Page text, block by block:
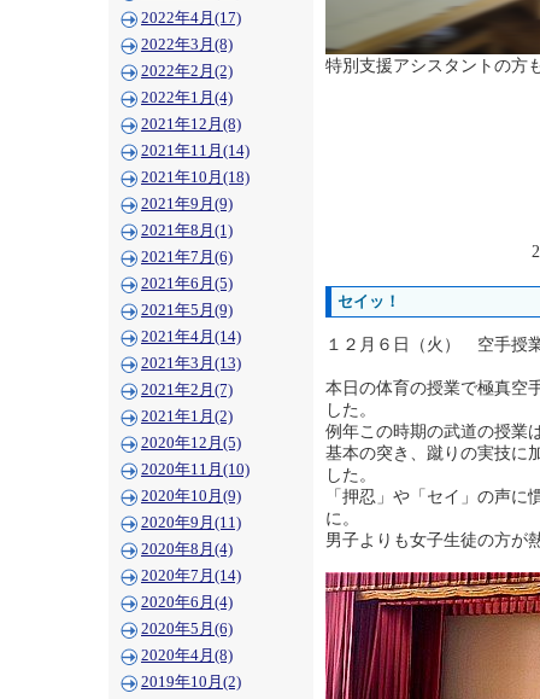
2022年4月(17)
2022年3月(8)
2022年2月(2)
2022年1月(4)
2021年12月(8)
2021年11月(14)
2021年10月(18)
2021年9月(9)
2021年8月(1)
2021年7月(6)
2021年6月(5)
2021年5月(9)
2021年4月(14)
2021年3月(13)
2021年2月(7)
2021年1月(2)
2020年12月(5)
2020年11月(10)
2020年10月(9)
2020年9月(11)
2020年8月(4)
2020年7月(14)
2020年6月(4)
2020年5月(6)
2020年4月(8)
2019年10月(2)
特別支援アシスタントの方
セイッ！
１２月６日（火） 空手授
本日の体育の授業で極真空
した。
例年この時期の武道の授業
基本の突き、蹴りの実技に
した。
「押忍」や「セイ」の声
に。
男子よりも女子生徒の方が